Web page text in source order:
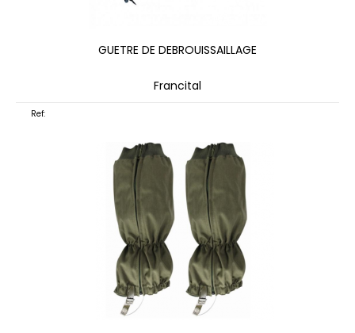
GUETRE DE DEBROUISSAILLAGE
Francital
Ref: